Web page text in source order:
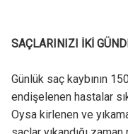
SAÇLARINIZI İKİ
Günlük saç kaybının
endişelenen hastalar
Oysa kirlenen ve